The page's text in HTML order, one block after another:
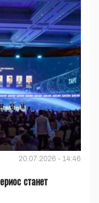
20.07.2026 - 14:46
станет